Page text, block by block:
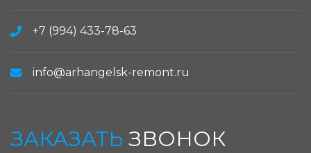
+7 (994) 433-78-63
info@arhangelsk-remont.ru
ЗАКАЗАТЬ ЗВОНОК